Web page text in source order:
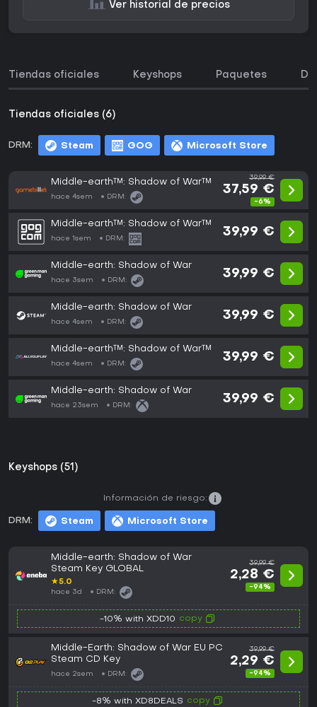
Ver historial de precios
Tiendas oficiales Keyshops Paquetes
Tiendas oficiales (6)
DRM: Steam GOG Microsoft Store
Middle-earth™: Shadow of War™
hace 4sem DRM:
39,99 €
37,59 €
-6%
Middle-earth™: Shadow of War™
hace 1sem DRM:
39,99 €
Middle-earth: Shadow of War
hace 3sem DRM:
39,99 €
Middle-earth: Shadow of War
hace 4sem DRM:
39,99 €
Middle-earth™: Shadow of War™
hace 4sem DRM:
39,99 €
Middle-earth: Shadow of War
hace 23sem DRM:
39,99 €
Keyshops (51)
DRM: Steam Microsoft Store
Información de riesgo:
Middle-earth: Shadow of War
Steam Key GLOBAL
★5.0
hace 3d DRM:
39,99 €
2,28 €
-94%
-10% with XDD10 copy
Middle-Earth: Shadow of War EU PC
Steam CD Key
hace 2sem DRM:
39,99 €
2,29 €
-94%
-8% with XD8DEALS copy